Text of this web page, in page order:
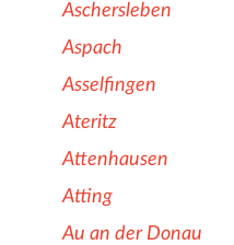
Aschersleben
Aspach
Asselfingen
Ateritz
Attenhausen
Atting
Au an der Donau